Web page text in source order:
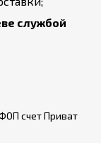
службой
счет Приват